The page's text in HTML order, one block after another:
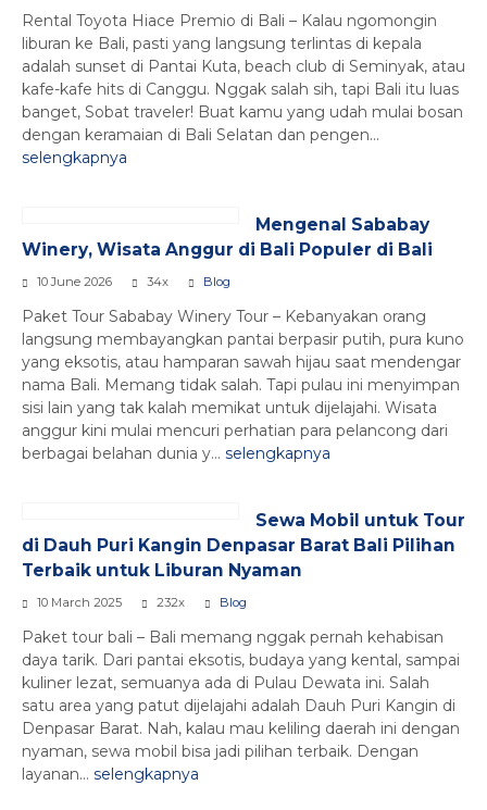
Rental Toyota Hiace Premio di Bali – Kalau ngomongin
liburan ke Bali, pasti yang langsung terlintas di kepala
adalah sunset di Pantai Kuta, beach club di Seminyak, atau
kafe-kafe hits di Canggu. Nggak salah sih, tapi Bali itu luas
banget, Sobat traveler! Buat kamu yang udah mulai bosan
dengan keramaian di Bali Selatan dan pengen...
selengkapnya
Mengenal Sababay
Winery, Wisata Anggur di Bali Populer di Bali
10 June 2026 34x Blog
Paket Tour Sababay Winery Tour – Kebanyakan orang
langsung membayangkan pantai berpasir putih, pura kuno
yang eksotis, atau hamparan sawah hijau saat mendengar
nama Bali. Memang tidak salah. Tapi pulau ini menyimpan
sisi lain yang tak kalah memikat untuk dijelajahi. Wisata
anggur kini mulai mencuri perhatian para pelancong dari
berbagai belahan dunia y... selengkapnya
Sewa Mobil untuk Tour
di Dauh Puri Kangin Denpasar Barat Bali Pilihan
Terbaik untuk Liburan Nyaman
10 March 2025 232x Blog
Paket tour bali – Bali memang nggak pernah kehabisan
daya tarik. Dari pantai eksotis, budaya yang kental, sampai
kuliner lezat, semuanya ada di Pulau Dewata ini. Salah
satu area yang patut dijelajahi adalah Dauh Puri Kangin di
Denpasar Barat. Nah, kalau mau keliling daerah ini dengan
nyaman, sewa mobil bisa jadi pilihan terbaik. Dengan
layanan... selengkapnya